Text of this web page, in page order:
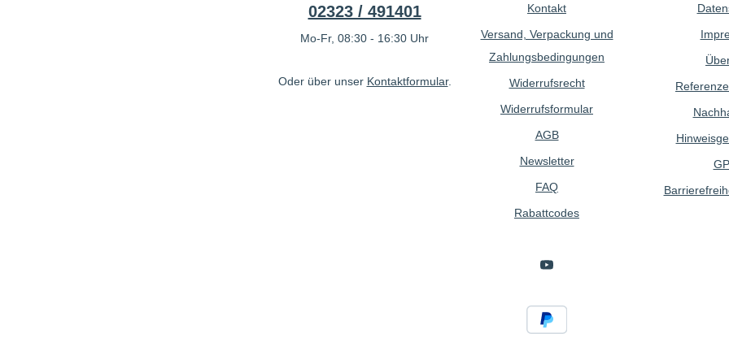
02323 / 491401
Mo-Fr, 08:30 - 16:30 Uhr
Oder über unser Kontaktformular.
Kontakt
Versand, Verpackung und
Zahlungsbedingungen
Widerrufsrecht
Widerrufsformular
AGB
Newsletter
FAQ
Rabattcodes